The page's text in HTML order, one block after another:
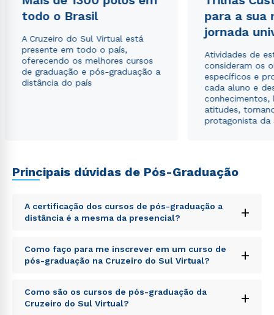
todo o Brasil
A Cruzeiro do Sul Virtual está
presente em todo o país,
oferecendo os melhores cursos
de graduação e pós-graduação a
distância do país
para a sua
jornada
Atividades de
consideram os
específicos e
cada aluno e
conhecimentos,
atitudes,
protagonista da
Principais dúvidas de Pós-Graduação
A certificação dos cursos de pós-graduação a
distância é a mesma da presencial?
+
Sed ut perspiciatis unde omnis iste natus error sit
voluptatem accusantium doloremque laudantium,
totam rem aperiam, eaque ipsa quae ab illo inventore
explicabo. Nemo enim ipsam voluptatem quia
voluptas sit aspernatur aut odit aut fugit, sed quia
Como faço para me inscrever em um curso de
pós-graduação na Cruzeiro do Sul Virtual?
+
Sed ut perspiciatis unde omnis iste natus error sit
voluptatem accusantium doloremque laudantium,
Como são os cursos de pós-graduação da
Cruzeiro do Sul Virtual?
+
Estou de acordo com a Política de Privacidade.
autorizo que meus dados sejam utilizados para o
envio de conteúdos da Cruzeiro do Sul.